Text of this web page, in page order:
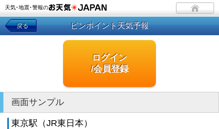
天気･地震･警報の
戻る ピンポイント天気予報
ログイン
/会員登録
画面サンプル
東京駅（JR東日本）